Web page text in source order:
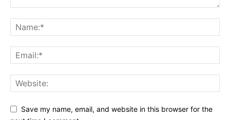
Save my name, email, and website in this browser for the